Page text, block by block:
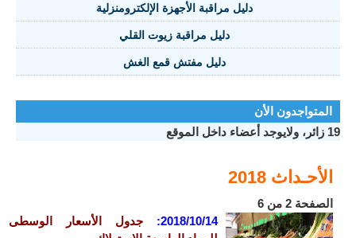
دليل مراقبة الأجهزة الإلكترومنزلية
دليل مراقبة زيوت القلي
دليل مفتش قمع الغش
المتواجدون الأن
19 زائر، ولايوجد أعضاء داخل الموقع
الأحـداث 2018
الصفحة 2 من 6
2018/10/14:
جدول الأسعار الوسطى